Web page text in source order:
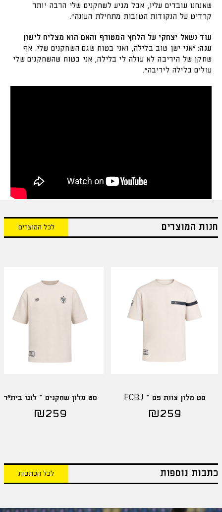
שאנחנו עובדים עליו, אבל מגיע לשחקנים שלי הרבה יותר
קרדיט על הנקודות הטובות מתחילת העונה".
עוד נשאל יצחקי על הלחץ המטורף והאם הוא מצליח לישון
ענה:"אני ישן טוב בלילה, ואני בטוח שגם השחקנים שלי. אף
שחקן של היריבה לא עולה לי בלילה, אני בטוח שהשחקנים שלי
עולים בלילה ליריבה".
חנות המוצרים לכל המוצרים
סט מלון צוות פס – FCBJ
₪259
סט מלון שחקנים – לוגו בית"ר
₪259
כתבות נוספות לכל הכתבות